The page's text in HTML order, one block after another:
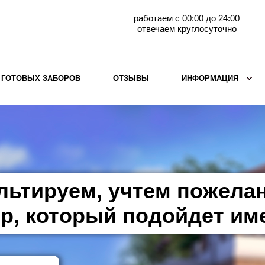
работаем с 00:00 до 24:00
отвечаем круглосуточно
горизонтального
Металлические заборы для дачи
Забор жалюзи с кирпичными столбами
Металлические заборы
Металлические ограждения
ЗАБОРОВ ОТЗЫВЫ ИНФОРМАЦИЯ
учтем
который подойдет